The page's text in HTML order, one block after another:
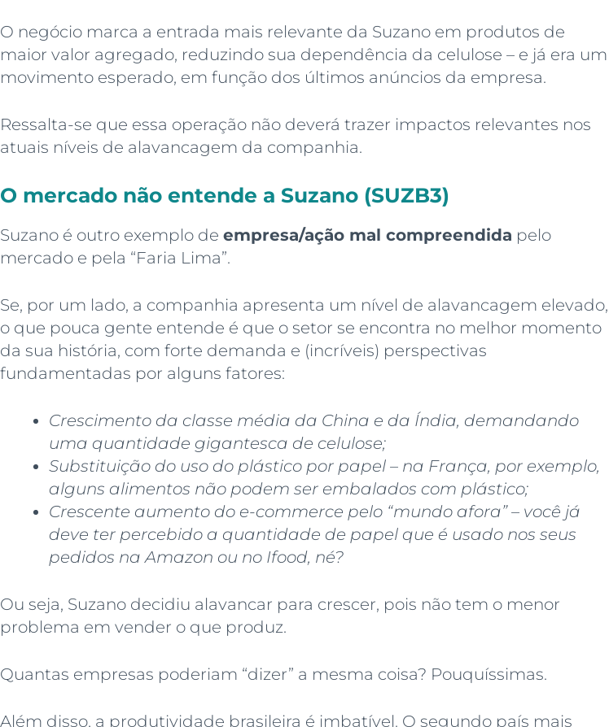
O negócio marca a entrada mais relevante da Suzano em produtos de
maior valor agregado, reduzindo sua dependência da celulose – e já era um
movimento esperado, em função dos últimos anúncios da empresa.
Ressalta-se que essa operação não deverá trazer impactos relevantes nos
atuais níveis de alavancagem da companhia.
O mercado não entende a Suzano (SUZB3)
Suzano é outro exemplo de empresa/ação mal compreendida pelo
mercado e pela “Faria Lima”.
Se, por um lado, a companhia apresenta um nível de alavancagem elevado,
o que pouca gente entende é que o setor se encontra no melhor momento
da sua história, com forte demanda e (incríveis) perspectivas
fundamentadas por alguns fatores:
Crescimento da classe média da China e da Índia, demandando
uma quantidade gigantesca de celulose;
Substituição do uso do plástico por papel – na França, por exemplo,
alguns alimentos não podem ser embalados com plástico;
Crescente aumento do e-commerce pelo “mundo afora” – você já
deve ter percebido a quantidade de papel que é usado nos seus
pedidos na Amazon ou no Ifood, né?
Ou seja, Suzano decidiu alavancar para crescer, pois não tem o menor
problema em vender o que produz.
Quantas empresas poderiam “dizer” a mesma coisa? Pouquíssimas.
Além disso, a produtividade brasileira é imbatível. O segundo país mais